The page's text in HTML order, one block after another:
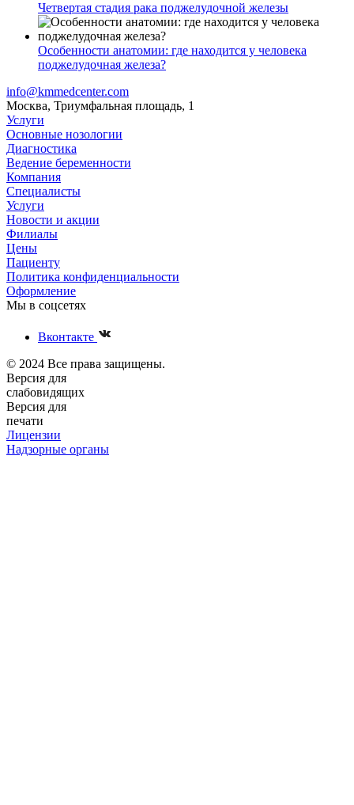
Четвертая стадия рака поджелудочной железы
Особенности анатомии: где находится у человека
поджелудочная железа?
info@kmmedcenter.com
Москва, Триумфальная площадь, 1
Услуги
Основные нозологии
Диагностика
Ведение беременности
Компания
Специалисты
Услуги
Новости и акции
Филиалы
Цены
Пациенту
Политика конфиденциальности
Оформление
Мы в соцсетях
Вконтакте
© 2024 Все права защищены.
Версия для
слабовидящих
Версия для
печати
Лицензии
Надзорные органы